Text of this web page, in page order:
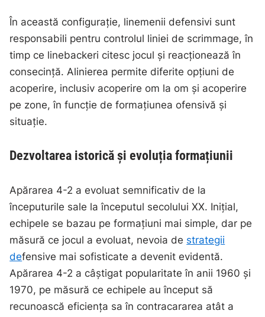
În această configurație, linemenii defensivi sunt
responsabili pentru controlul liniei de scrimmage, în
timp ce linebackeri citesc jocul și reacționează în
consecință. Alinierea permite diferite opțiuni de
acoperire, inclusiv acoperire om la om și acoperire
pe zone, în funcție de formațiunea ofensivă și
situație.
Dezvoltarea istorică și evoluția formațiunii
Apărarea 4-2 a evoluat semnificativ de la
începuturile sale la începutul secolului XX. Inițial,
echipele se bazau pe formațiuni mai simple, dar pe
măsură ce jocul a evoluat, nevoia de strategii
defensive mai sofisticate a devenit evidentă.
Apărarea 4-2 a câștigat popularitate în anii 1960 și
1970, pe măsură ce echipele au început să
recunoască eficiența sa în contracararea atât a